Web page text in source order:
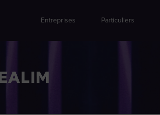
Entreprises Particuliers